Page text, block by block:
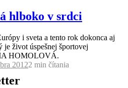
hlboko v srdci
i sveta a tento rok dokonca aj
život úspešnej športovej
HOMOLOVÁ.
20122 min čítania